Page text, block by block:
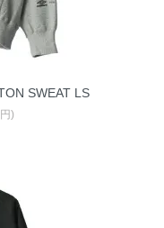
SWEAT LS
)